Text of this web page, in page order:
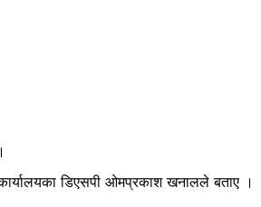
डिएसपी ओमप्रकाश खनालले बताए ।